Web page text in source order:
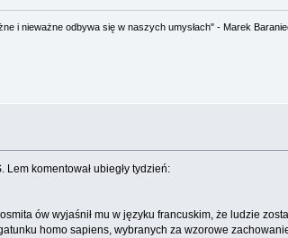
i nieważne odbywa się w naszych umysłach" - Marek
komentował ubiegły tydzień:
ów wyjaśnił mu w języku francuskim, że ludzie
homo sapiens, wybranych za wzorowe